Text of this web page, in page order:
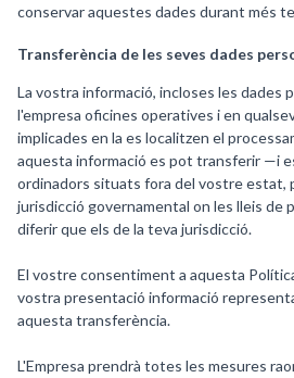
conservar aquestes dades durant més
Transferència de les seves dades
La vostra informació, incloses les dades
l'empresa oficines operatives i en
implicades en la es localitzen el
aquesta informació es pot transferir —i
ordinadors situats fora del vostre estat,
jurisdicció governamental on les lleis de
diferir que els de la teva jurisdicció.
El vostre consentiment a aquesta
vostra presentació informació
aquesta transferència.
L'Empresa prendrà totes les mesures